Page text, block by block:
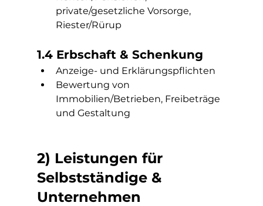
private/gesetzliche Vorsorge,
Riester/Rürup
1.4 Erbschaft & Schenkung
Anzeige- und Erklärungspflichten
Bewertung von
Immobilien/Betrieben, Freibeträge
und Gestaltung
2) Leistungen für
Selbstständige &
Unternehmen